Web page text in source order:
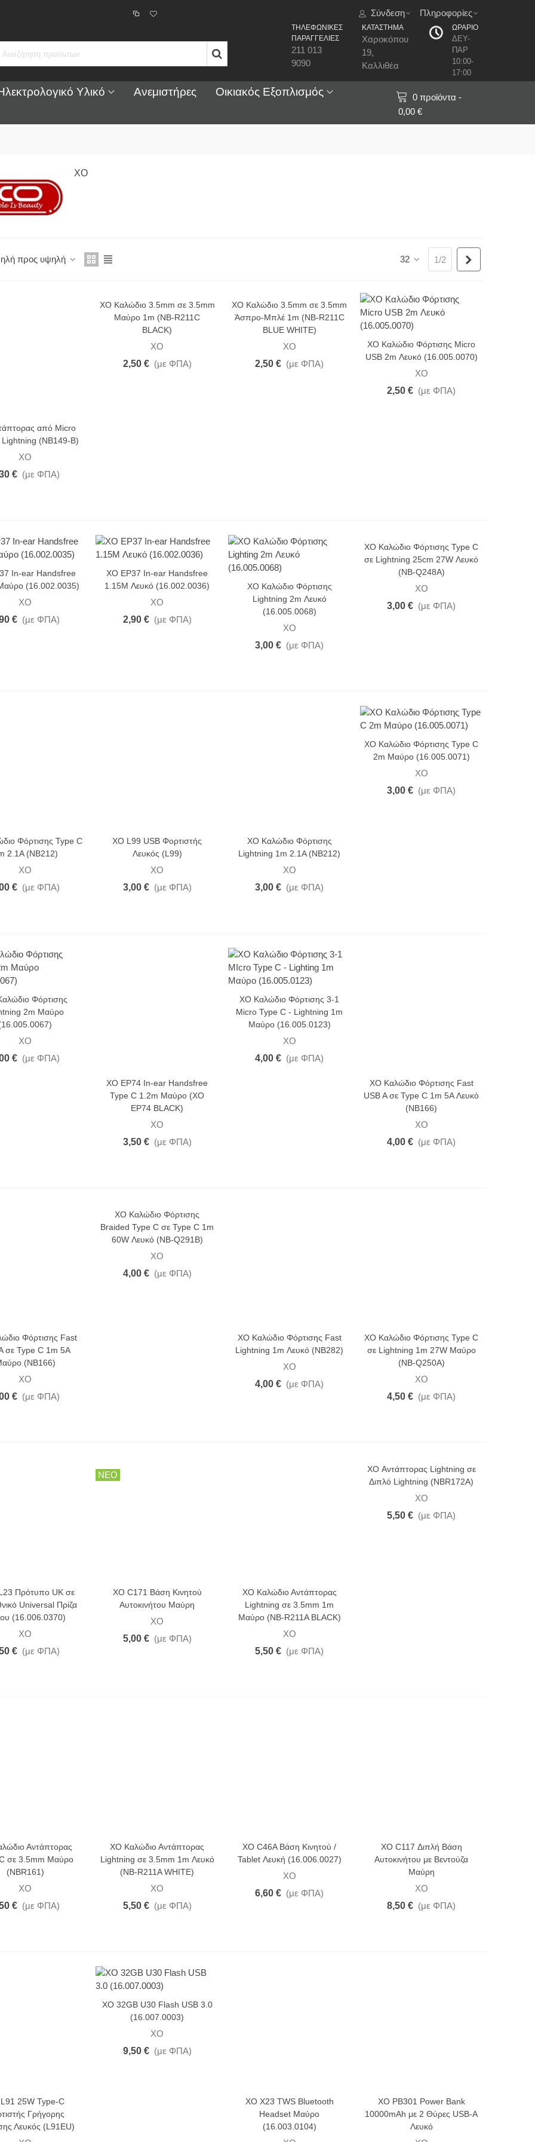
Σύνδεση Πληροφορίες
ΤΗΛΕΦΩΝΙΚΕΣ
ΠΑΡΑΓΓΕΛΙΕΣ
211 013
9090
ΚΑΤΑΣΤΗΜΑ
Χαροκόπου
19,
Καλλιθέα
ΩΡΑΡΙΟ
ΔΕΥ-
ΠΑΡ
10:00-
17:00
Υλικό Ανεμιστήρες
Οικιακός Εξοπλισμός
0 προϊόντα -
0,00 €
SMD Led 7W GU10
105° (7WGU10SNWN)
4000K (R6310NW)
€ (με ΦΠΑ)
2,31 €
XO
προς υψηλή 32 1/2
από Micro
Lightning (NB149-B)
XO
€ (με ΦΠΑ)
XO Καλώδιο 3.5mm σε 3.5mm
Μαύρο 1m (NB-R211C
BLACK)
XO
2,50 € (με ΦΠΑ)
XO Καλώδιο 3.5mm σε 3.5mm
Άσπρο-Μπλέ 1m (NB-R211C
BLUE WHITE)
XO
2,50 € (με ΦΠΑ)
XO Καλώδιο Φόρτισης Micro
USB 2m Λευκό (16.005.0070)
XO
2,50 € (με ΦΠΑ)
In-ear Handsfree
(16.002.0035)
XO
€ (με ΦΠΑ)
XO EP37 In-ear Handsfree
1.15M Λευκό (16.002.0036)
XO
2,90 € (με ΦΠΑ)
XO Καλώδιο Φόρτισης
Lightning 2m Λευκό
(16.005.0068)
XO
3,00 € (με ΦΠΑ)
XO Καλώδιο Φόρτισης Type C
σε Lightning 25cm 27W Λευκό
(NB-Q248A)
XO
3,00 € (με ΦΠΑ)
Φόρτισης Type C
2.1A (NB212)
XO
€ (με ΦΠΑ)
XO L99 USB Φορτιστής
Λευκός (L99)
XO
3,00 € (με ΦΠΑ)
XO Καλώδιο Φόρτισης
Lightning 1m 2.1A (NB212)
XO
3,00 € (με ΦΠΑ)
XO Καλώδιο Φόρτισης Type C
2m Μαύρο (16.005.0071)
XO
3,00 € (με ΦΠΑ)
Φόρτισης
2m Μαύρο
XO
€ (με ΦΠΑ)
XO EP74 In-ear Handsfree
Type C 1.2m Μαύρο (XO
EP74 BLACK)
XO
3,50 € (με ΦΠΑ)
XO Καλώδιο Φόρτισης 3-1
Micro Type C - Lightning 1m
Μαύρο (16.005.0123)
XO
4,00 € (με ΦΠΑ)
XO Καλώδιο Φόρτισης Fast
USB A σε Type C 1m 5A Λευκό
(NB166)
XO
4,00 € (με ΦΠΑ)
Φόρτισης Fast
σε Type C 1m 5A
(NB166)
XO
€ (με ΦΠΑ)
XO Καλώδιο Φόρτισης
Braided Type C σε Type C 1m
60W Λευκό (NB-Q291B)
XO
4,00 € (με ΦΠΑ)
XO Καλώδιο Φόρτισης Fast
Lightning 1m Λευκό (NB282)
XO
4,00 € (με ΦΠΑ)
XO Καλώδιο Φόρτισης Type C
σε Lightning 1m 27W Μαύρο
(NB-Q250A)
XO
4,50 € (με ΦΠΑ)
Πρότυπο UK σε
Universal Πρίζα
(16.006.0370)
XO
€ (με ΦΠΑ)
ΝΕΟ
XO C171 Βάση Κινητού
Αυτοκινήτου Μαύρη
XO
5,00 € (με ΦΠΑ)
XO Καλώδιο Αντάπτορας
Lightning σε 3.5mm 1m
Μαύρο (NB-R211A BLACK)
XO
5,50 € (με ΦΠΑ)
XO Αντάπτορας Lightning σε
Διπλό Lightning (NBR172A)
XO
5,50 € (με ΦΠΑ)
Αντάπτορας
σε 3.5mm Μαύρο
(NBR161)
XO
€ (με ΦΠΑ)
XO Καλώδιο Αντάπτορας
Lightning σε 3.5mm 1m Λευκό
(NB-R211A WHITE)
XO
5,50 € (με ΦΠΑ)
XO C46A Βάση Κινητού /
Tablet Λευκή (16.006.0027)
XO
6,60 € (με ΦΠΑ)
XO C117 Διπλή Βάση
Αυτοκινήτου με Βεντούζα
Μαύρη
XO
8,50 € (με ΦΠΑ)
25W Type-C
Γρήγορης
Λευκός (L91EU)
XO 32GB U30 Flash USB 3.0
(16.007.0003)
XO
9,50 € (με ΦΠΑ)
XO X23 TWS Bluetooth
Headset Μαύρο
(16.003.0104)
XO PB301 Power Bank
10000mAh με 2 Θύρες USB-A
Λευκό